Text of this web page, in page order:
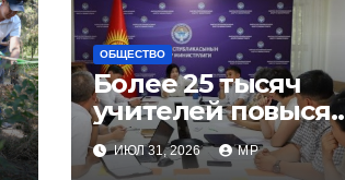
ОБЩЕСТВО
Более 25 тысяч
учителей повысят
квалификацию
ИЮЛ 31, 2026 MP